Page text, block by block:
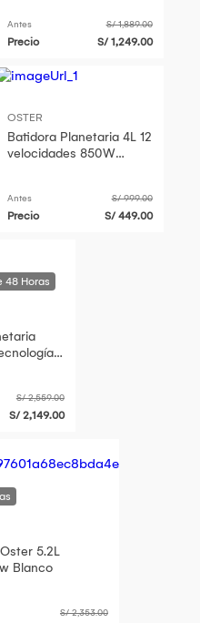
Antes S/ 1,889.00
Precio S/ 1,249.00
OSTER
Batidora Planetaria 4L 12
velocidades 850W
Antes S/ 999.00
Precio S/ 449.00
S/ 2,559.00
S/ 2,149.00
5.2L
Blanco
S/ 2,353.00